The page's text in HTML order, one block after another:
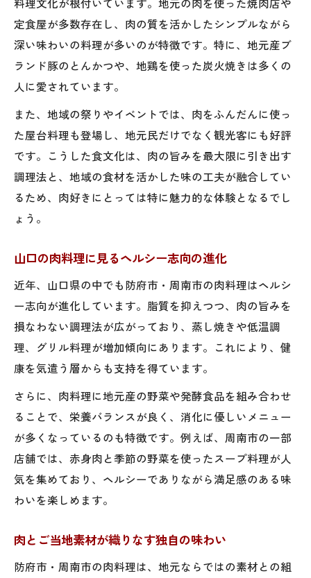
定食屋が多数存在し、肉の質を活かしたシンプルながら
深い味わいの料理が多いのが特徴です。特に、地元産ブ
ランド豚のとんかつや、地鶏を使った炭火焼きは多くの
人に愛されています。
また、地域の祭りやイベントでは、肉をふんだんに使っ
た屋台料理も登場し、地元民だけでなく観光客にも好評
です。こうした食文化は、肉の旨みを最大限に引き出す
調理法と、地域の食材を活かした味の工夫が融合してい
るため、肉好きにとっては特に魅力的な体験となるでし
ょう。
山口の肉料理に見るヘルシー志向の進化
近年、山口県の中でも防府市・周南市の肉料理はヘルシ
ー志向が進化しています。脂質を抑えつつ、肉の旨みを
損なわない調理法が広がっており、蒸し焼きや低温調
理、グリル料理が増加傾向にあります。これにより、健
康を気遣う層からも支持を得ています。
さらに、肉料理に地元産の野菜や発酵食品を組み合わせ
ることで、栄養バランスが良く、消化に優しいメニュー
が多くなっているのも特徴です。例えば、周南市の一部
店舗では、赤身肉と季節の野菜を使ったスープ料理が人
気を集めており、ヘルシーでありながら満足感のある味
わいを楽しめます。
肉とご当地素材が織りなす独自の味わい
防府市・周南市の肉料理は、地元ならではの素材との組